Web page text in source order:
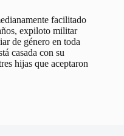
facilitado
expiloto militar
de género en toda
casada con su
hijas que aceptaron